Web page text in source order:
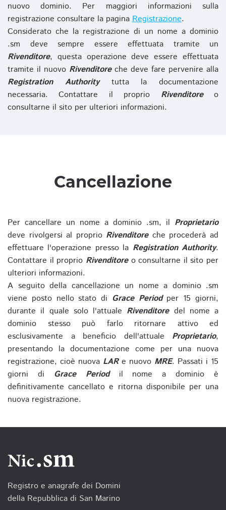
nuovo dominio. Per maggiori informazioni sulla
registrazione consultare la pagina Registrazione.
Considerato che la registrazione di un nome a dominio
.sm deve sempre essere effettuata tramite un
Rivenditore, questa operazione deve essere effettuata
tramite il nuovo Rivenditoreche deve fare pervenire alla
Registration Authoritytutta la documentazione
necessaria. Contattare il proprio Rivenditoreo
consultarne il sito per ulteriori informazioni.
Cancellazione
Per cancellare un nome a dominio .sm, il Proprietario
deve rivolgersi al proprio Rivenditoreche procederà ad
effettuare l'operazione presso la Registration Authority.
Contattare il proprio Rivenditoreo consultarne il sito per
ulteriori informazioni.
A seguito della cancellazione un nome a dominio .sm
viene posto nello stato di Grace Periodper 15 giorni,
durante il quale solo l'attuale Rivenditoredel nome a
dominio stesso può farlo ritornare attivo ed
esclusivamente a beneficio dell'attuale Proprietario,
presentando la documentazione come per una nuova
registrazione, cioè nuova LARe nuovo MRE. Passati i 15
giorni di Grace Periodil nome a dominio è
definitivamente cancellato e ritorna disponibile per una
nuova registrazione.
Registro e anagrafe dei Domini
della Repubblica di San Marino